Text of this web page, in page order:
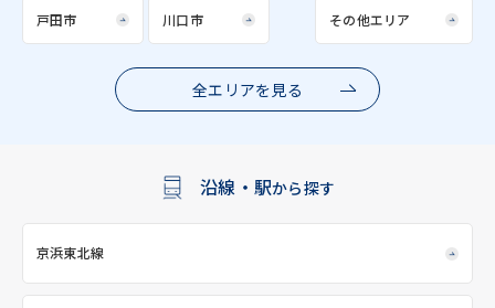
戸田市 川口市 その他エリア
全エリアを見る
沿線・駅から探す
京浜東北線